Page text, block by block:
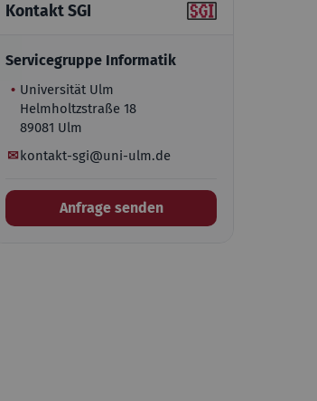
Kontakt SGI
Servicegruppe Informatik
• Universität Ulm
Helmholtzstraße 18
89081 Ulm
✉kontakt-sgi@uni-ulm.de
Anfrage senden